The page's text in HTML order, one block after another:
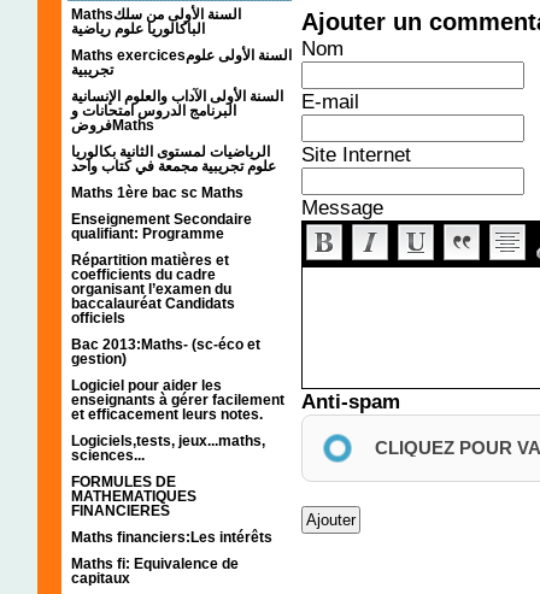
Mathsالسنة الأولى من سلك
الباكالوريا علوم رياضية
Maths exercicesالسنة الأولى علوم
تجريبية
السنة الأولى الآداب والعلوم الإنسانية
البرنامج الدروس امتحانات و
فروضMaths
الرياضيات لمستوى الثانية بكالوريا
علوم تجريبية مجمعة في كتاب واحد
Maths 1ère bac sc Maths
Enseignement Secondaire
qualifiant: Programme
Répartition matières et
coefficients du cadre
organisant l’examen du
baccalauréat Candidats
officiels
Bac 2013:Maths- (sc-éco et
gestion)
Logiciel pour aider les
enseignants à gérer facilement
et efficacement leurs notes.
Logiciels,tests, jeux...maths,
sciences...
FORMULES DE
MATHEMATIQUES
FINANCIERES
Maths financiers:Les intérêts
Maths fi: Equivalence de
capitaux
Ajouter un
Nom
E-mail
Site Internet
Message
Anti-spam
CLIQUEZ POUR